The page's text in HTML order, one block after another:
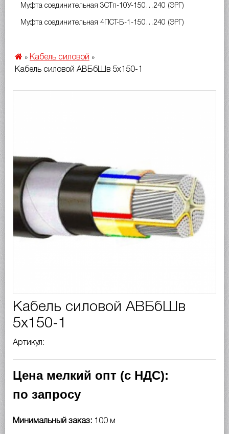
Муфта соединительная 3СТп-10У-150…240 (ЭРГ)
Муфта соединительная 4ПСТ-Б-1-150…240 (ЭРГ)
» Кабель силовой »
Кабель силовой АВБбШв 5х150-1
Кабель силовой АВБбШв
5х150-1
Артикул:
Цена мелкий опт (с НДС):
по запросу
Минимальный заказ: 100 м